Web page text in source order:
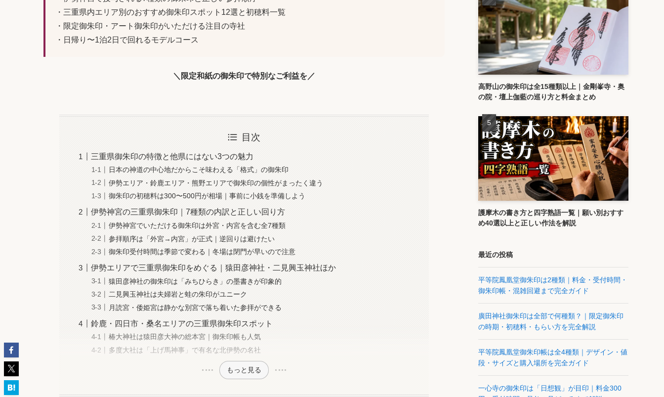
・三重県内エリア別のおすすめ御朱印スポット12選と初穂料一覧
・限定御朱印・アート御朱印がいただける注目の寺社
・日帰り〜1泊2日で回れるモデルコース
＼限定和紙の御朱印で特別なご利益を／
目次
三重県御朱印の特徴と他県にはない3つの魅力
日本の神道の中心地だからこそ味わえる「格式」の御朱印
伊勢エリア・鈴鹿エリア・熊野エリアで御朱印の個性がまったく違う
御朱印の初穂料は300〜500円が相場｜事前に小銭を準備しよう
伊勢神宮の三重県御朱印｜7種類の内訳と正しい回り方
伊勢神宮でいただける御朱印は外宮・内宮を含む全7種類
参拝順序は「外宮→内宮」が正式｜逆回りは避けたい
御朱印受付時間は季節で変わる｜冬場は閉門が早いので注意
伊勢エリアで三重県御朱印をめぐる｜猿田彦神社・二見興玉神社ほか
猿田彦神社の御朱印は「みちひらき」の墨書きが印象的
二見興玉神社は夫婦岩と蛙の朱印がユニーク
月読宮・倭姫宮は静かな別宮で落ち着いた参拝ができる
鈴鹿・四日市・桑名エリアの三重県御朱印スポット
椿大神社は猿田彦大神の総本宮｜御朱印帳も人気
多度大社は「上げ馬神事」で有名な北伊勢の名社
もっと見る
高野山の御朱印は全15種類以上｜金剛峯寺・奥
の院・壇上伽藍の巡り方と料金まとめ
護摩木の書き方と四字熟語一覧｜願い別おすす
め40選以上と正しい作法を解説
最近の投稿
平等院鳳凰堂御朱印は2種類｜料金・受付時間・
御朱印帳・混雑回避まで完全ガイド
廣田神社御朱印は全部で何種類？｜限定御朱印
の時期・初穂料・もらい方を完全解説
平等院鳳凰堂御朱印帳は全4種類｜デザイン・値
段・サイズと購入場所を完全ガイド
一心寺の御朱印は「日想観」が目印｜料金300